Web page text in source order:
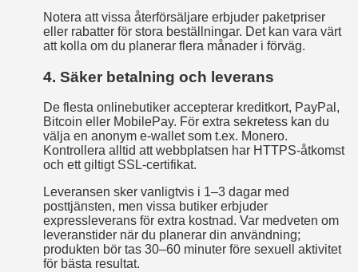
Notera att vissa återförsäljare erbjuder paketpriser
eller rabatter för stora beställningar. Det kan vara värt
att kolla om du planerar flera månader i förväg.
4. Säker betalning och leverans
De flesta onlinebutiker accepterar kreditkort, PayPal,
Bitcoin eller MobilePay. För extra sekretess kan du
välja en anonym e‑wallet som t.ex. Monero.
Kontrollera alltid att webbplatsen har HTTPS-åtkomst
och ett giltigt SSL-certifikat.
Leveransen sker vanligtvis i 1–3 dagar med
posttjänsten, men vissa butiker erbjuder
expressleverans för extra kostnad. Var medveten om
leveranstider när du planerar din användning;
produkten bör tas 30–60 minuter före sexuell aktivitet
för bästa resultat.